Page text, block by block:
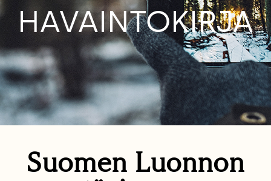
HAVAINTOKIRJA
Suomen Luonnon